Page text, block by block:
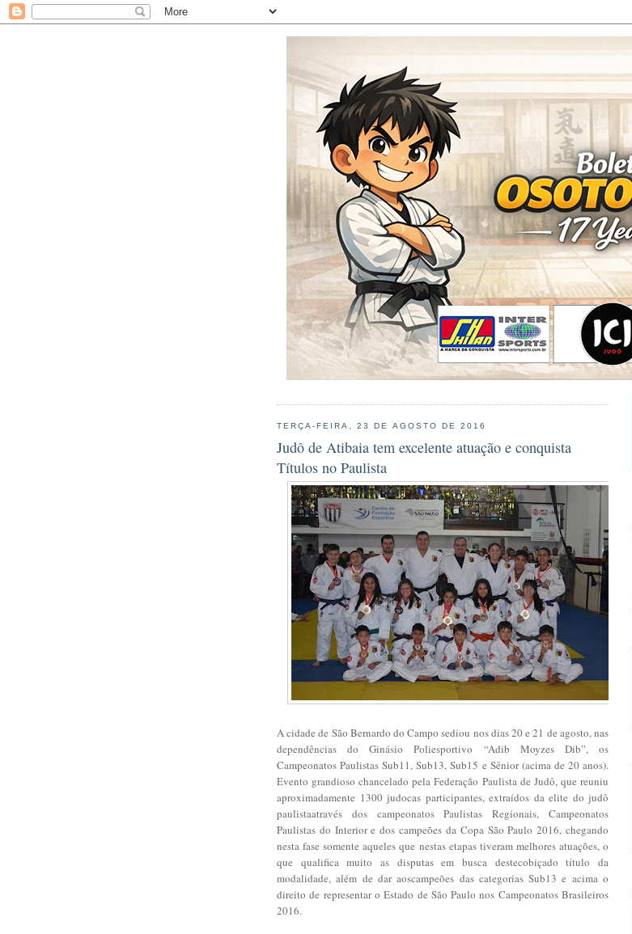
TERÇA-FEIRA, 23 DE AGOSTO DE 2016
Judô de Atibaia tem excelente atuação e conquista
Títulos no Paulista
A cidade de São Bernardo do Campo sediou nos dias 20 e 21 de agosto, nas
dependências do Ginásio Poliesportivo “Adib Moyzes Dib”, os
Campeonatos Paulistas Sub11, Sub13, Sub15 e Sênior (acima de 20 anos).
Evento grandioso chancelado pela Federação Paulista de Judô, que reuniu
aproximadamente 1300 judocas participantes, extraídos da elite do judô
paulistaatravés dos campeonatos Paulistas Regionais, Campeonatos
Paulistas do Interior e dos campeões da Copa São Paulo 2016, chegando
nesta fase somente aqueles que nestas etapas tiveram melhores atuações, o
que qualifica muito as disputas em busca destecobiçado título da
modalidade, além de dar aoscampeões das categorias Sub13 e acima o
direito de representar o Estado de São Paulo nos Campeonatos Brasileiros
2016.